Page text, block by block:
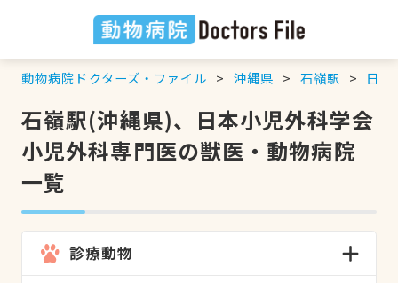
動物病院ドクターズ・ファイル 沖縄県 石嶺駅 日本
石嶺駅(沖縄県)、日本小児外科学会
小児外科専門医の獣医・動物病院
一覧
診療動物